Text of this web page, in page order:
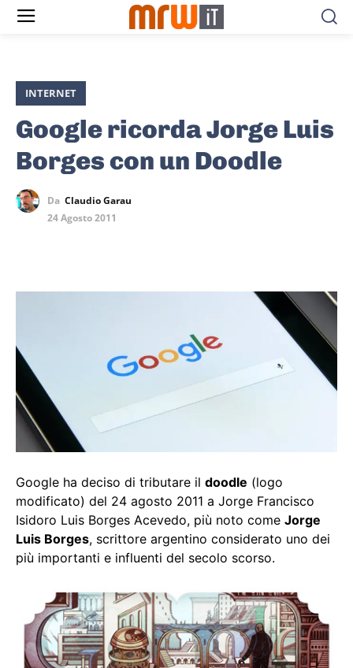
INTERNET
Google ricorda Jorge Luis
Borges con un Doodle
Da Claudio Garau
24 Agosto 2011
Google ha deciso di tributare il doodle (logo
modificato) del 24 agosto 2011 a Jorge Francisco
Isidoro Luis Borges Acevedo, più noto come Jorge
Luis Borges, scrittore argentino considerato uno dei
più importanti e influenti del secolo scorso.